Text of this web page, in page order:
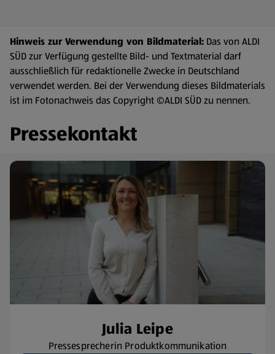
Hinweis zur Verwendung von Bildmaterial: Das von ALDI
SÜD zur Verfügung gestellte Bild- und Textmaterial darf
ausschließlich für redaktionelle Zwecke in Deutschland
verwendet werden. Bei der Verwendung dieses Bildmaterials
ist im Fotonachweis das Copyright ©ALDI SÜD zu nennen.
Pressekontakt
​Julia Leipe
Pressesprecherin Produktkommunikation